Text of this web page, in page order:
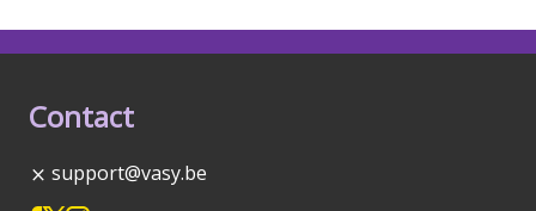
Contact
support@vasy.be